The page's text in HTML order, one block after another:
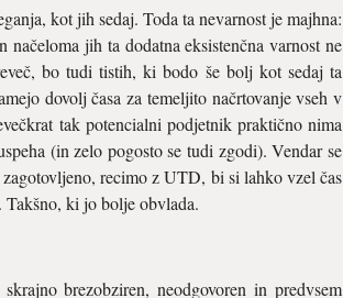
kot jih sedaj. Toda ta nevarnost je majhna:
jih ta dodatna eksistenčna varnost ne
bo tudi tistih, ki bodo še bolj kot sedaj ta
dovolj časa za temeljito načrtovanje vseh v
tak potencialni podjetnik praktično nima
(in zelo pogosto se tudi zgodi). Vendar se
recimo z UTD, bi si lahko vzel čas
ki jo bolje obvlada.
brezobziren, neodgovoren in predvsem